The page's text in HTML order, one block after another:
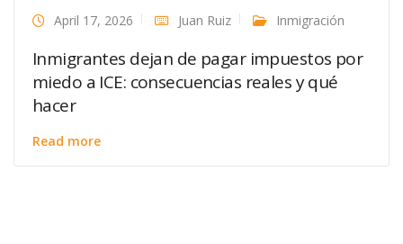
April 17, 2026 Juan Ruiz Inmigración
Inmigrantes dejan de pagar impuestos por
miedo a ICE: consecuencias reales y qué
hacer
Read more